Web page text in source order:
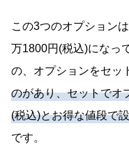
この3つのオプション
万1800円(税込)になっ
の、オプションをセッ
のがあり、セットでオ
(税込)とお得な値段で
です。